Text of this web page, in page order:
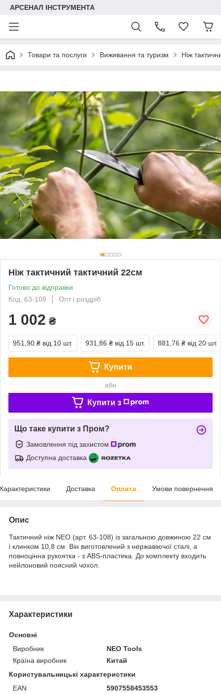
АРСЕНАЛ ІНСТРУМЕНТА
Товари та послуги Виживання та туризм Ніж
Ніж тактичний тактичний 22см
Готово до відправки
Код: 63-108
Опт і роздріб
1 002 ₴
951,90 ₴ від 10 шт. 931,86 ₴ від 15 шт. 881,76 ₴ від 20 шт.
Купити
або
Купити з
Що таке купити з Пром?
Замовлення під захистом
Доступна доставка
Доставка Оплата Умови повернення
Опис
Тактичний ніж NEO (арт. 63-108) із загальною довжиною 22 см
і клинком 10,8 см. Він виготовлений з нержавіючої сталі, а
повноцінна рукоятка - з ABS-пластика. До комплекту входить
нейлоновий поясний чохол.
Характеристики
Основні
Виробник
NEO Tools
Країна виробник
Китай
Користувальницькі характеристики
EAN
5907558453553